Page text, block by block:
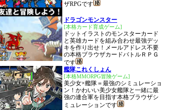
ザRPGです
ドラゴンモンスター
[本格カード育成ゲーム]
ドットイラストのモンスターカード
と英雄カードを組み合わせ最強デッ
キを作り出せ！メールアドレス不要
の本格ブラウザカードバトルＲＰＧ
です
艦隊これくしょん
[本格MMORPG冒険ゲーム]
美少女×艦隊＝最強のシミュレーショ
ン！かわいい美少女艦隊と一緒に最
強の連合軍を目指す本格ブラウザシ
ミュレーションです